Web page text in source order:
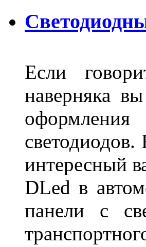
Если
наверняка
интересный
DLed в
панели с